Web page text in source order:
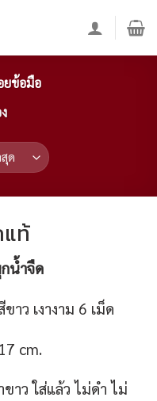
ยข้อมือ
ท้
น้ำจืด
ขาว เงางาม 6 เม็ด
cm.
าว ใส่แล้ว ไม่ดำ ไม่